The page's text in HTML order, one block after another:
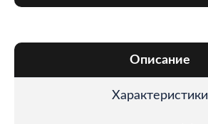
Описание
Характеристики